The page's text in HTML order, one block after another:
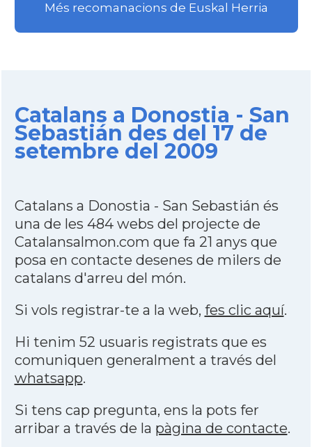
Més recomanacions de Euskal Herria
Catalans a Donostia - San
Sebastián des del 17 de
setembre del 2009
Catalans a Donostia - San Sebastián és
una de les 484 webs del projecte de
Catalansalmon.com que fa 21 anys que
posa en contacte desenes de milers de
catalans d'arreu del món.
Si vols registrar-te a la web, fes clic aquí.
Hi tenim 52 usuaris registrats que es
comuniquen generalment a través del
whatsapp.
Si tens cap pregunta, ens la pots fer
arribar a través de la pàgina de contacte.